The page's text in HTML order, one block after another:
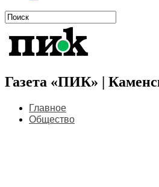
Газета «ПИК» |
Главное
Общество